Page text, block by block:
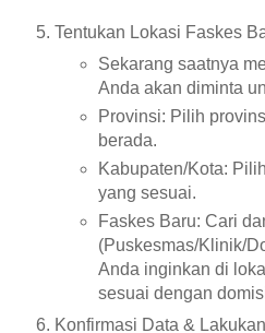
Tentukan Lokasi Faskes
Sekarang saatnya
Anda akan diminta
Provinsi: Pilih
berada.
Kabupaten/Kota:
yang sesuai.
Faskes Baru: Cari
(Puskesmas/Klinik/
Anda inginkan di
sesuai dengan
Konfirmasi Data &